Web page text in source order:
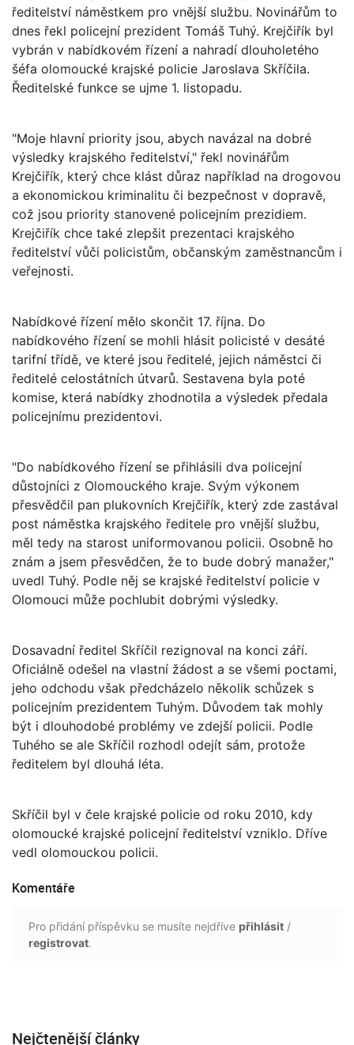
ředitelství náměstkem pro vnější službu. Novinářům to
dnes řekl policejní prezident Tomáš Tuhý. Krejčiřík byl
vybrán v nabídkovém řízení a nahradí dlouholetého
šéfa olomoucké krajské policie Jaroslava Skříčila.
Ředitelské funkce se ujme 1. listopadu.
"Moje hlavní priority jsou, abych navázal na dobré
výsledky krajského ředitelství," řekl novinářům
Krejčiřík, který chce klást důraz například na drogovou
a ekonomickou kriminalitu či bezpečnost v dopravě,
což jsou priority stanovené policejním prezidiem.
Krejčiřík chce také zlepšit prezentaci krajského
ředitelství vůči policistům, občanským zaměstnancům i
veřejnosti.
Nabídkové řízení mělo skončit 17. října. Do
nabídkového řízení se mohli hlásit policisté v desáté
tarifní třídě, ve které jsou ředitelé, jejich náměstci či
ředitelé celostátních útvarů. Sestavena byla poté
komise, která nabídky zhodnotila a výsledek předala
policejnímu prezidentovi.
"Do nabídkového řízení se přihlásili dva policejní
důstojníci z Olomouckého kraje. Svým výkonem
přesvědčil pan plukovních Krejčiřík, který zde zastával
post náměstka krajského ředitele pro vnější službu,
měl tedy na starost uniformovanou policii. Osobně ho
znám a jsem přesvědčen, že to bude dobrý manažer,"
uvedl Tuhý. Podle něj se krajské ředitelství policie v
Olomouci může pochlubit dobrými výsledky.
Dosavadní ředitel Skříčil rezignoval na konci září.
Oficiálně odešel na vlastní žádost a se všemi poctami,
jeho odchodu však předcházelo několik schůzek s
policejním prezidentem Tuhým. Důvodem tak mohly
být i dlouhodobé problémy ve zdejší policii. Podle
Tuhého se ale Skříčil rozhodl odejít sám, protože
ředitelem byl dlouhá léta.
Skříčil byl v čele krajské policie od roku 2010, kdy
olomoucké krajské policejní ředitelství vzniklo. Dříve
vedl olomouckou policii.
Komentáře
Pro přidání příspěvku se musíte nejdříve přihlásit /
registrovat.
Nejčtenější články